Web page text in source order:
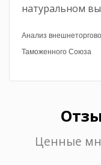
натуральном
Анализ
Таможенного Союза
Ценные